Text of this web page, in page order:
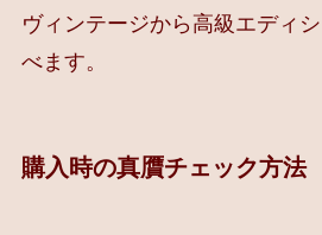
ヴィンテージから高級エディ
べます。
購入時の真贋チェック方法